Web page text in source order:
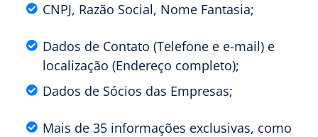
CNPJ, Razão Social, Nome Fantasia;
Dados de Contato (Telefone e e-mail) e
localização (Endereço completo);
Dados de Sócios das Empresas;
Mais de 35 informações exclusivas, como